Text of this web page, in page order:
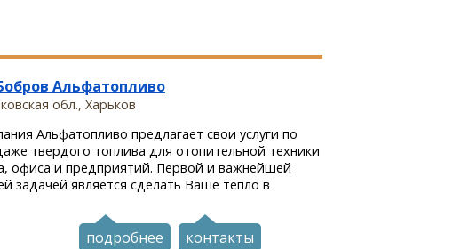
Альфатопливо
обл., Харьков
Альфатопливо предлагает свои услуги по
твердого топлива для отопительной техники
офиса и предприятий. Первой и важнейшей
задачей является сделать Ваше тепло в
подробнее контакты